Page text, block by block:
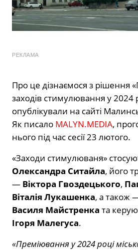
РЕКЛАМА
Про це дізнаємося з рішення
заходів стимулювання у 2024
опублікували на сайті
Як писало MALYN.MEDIA,
нього під час сесії 23 лютого.
«Заходи стимулюваня»
Олександра Ситайла, його
— Віктора Гвоздецького,
Віталія Лукашенка, а також
Василя Майстренка та
Ігоря Малегуса.
«Преміювання у 2024 році